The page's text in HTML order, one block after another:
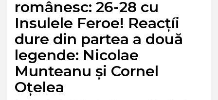
românesc: 26-28 cu
Insulele Feroe! Reacțíi
dure din partea a două
legende: Nicolae
Munteanu și Cornel
Oțelea